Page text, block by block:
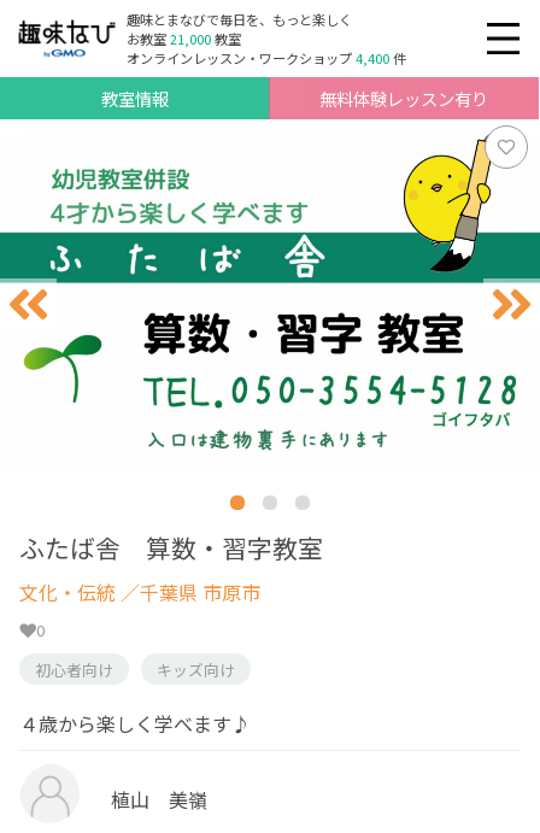
趣味とまなびで毎日を、もっと楽しく
お教室21,000教室
オンラインレッスン・ワークショップ4,400件
教室情報 無料体験レッスン有り
ふたば舎 算数・習字教室
文化・伝統 ／千葉県 市原市
0
初心者向け
キッズ向け
４歳から楽しく学べます♪
植山 美嶺